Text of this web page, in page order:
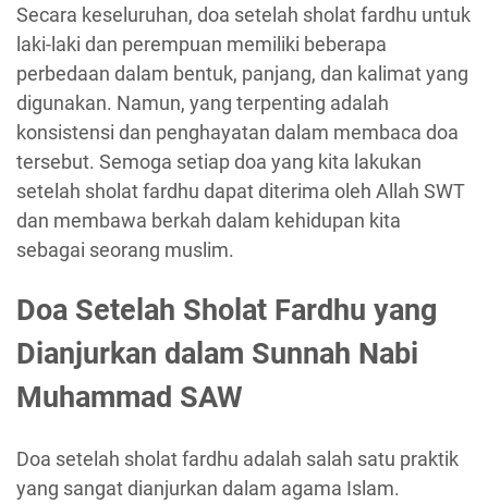
Secara keseluruhan, doa setelah sholat fardhu untuk
laki-laki dan perempuan memiliki beberapa
perbedaan dalam bentuk, panjang, dan kalimat yang
digunakan. Namun, yang terpenting adalah
konsistensi dan penghayatan dalam membaca doa
tersebut. Semoga setiap doa yang kita lakukan
setelah sholat fardhu dapat diterima oleh Allah SWT
dan membawa berkah dalam kehidupan kita
sebagai seorang muslim.
Doa Setelah Sholat Fardhu yang
Dianjurkan dalam Sunnah Nabi
Muhammad SAW
Doa setelah sholat fardhu adalah salah satu praktik
yang sangat dianjurkan dalam agama Islam.